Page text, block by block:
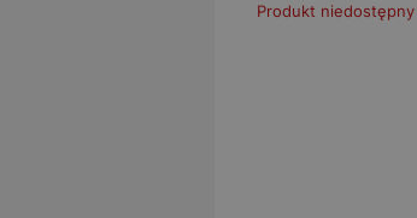
Produkt niedostępny